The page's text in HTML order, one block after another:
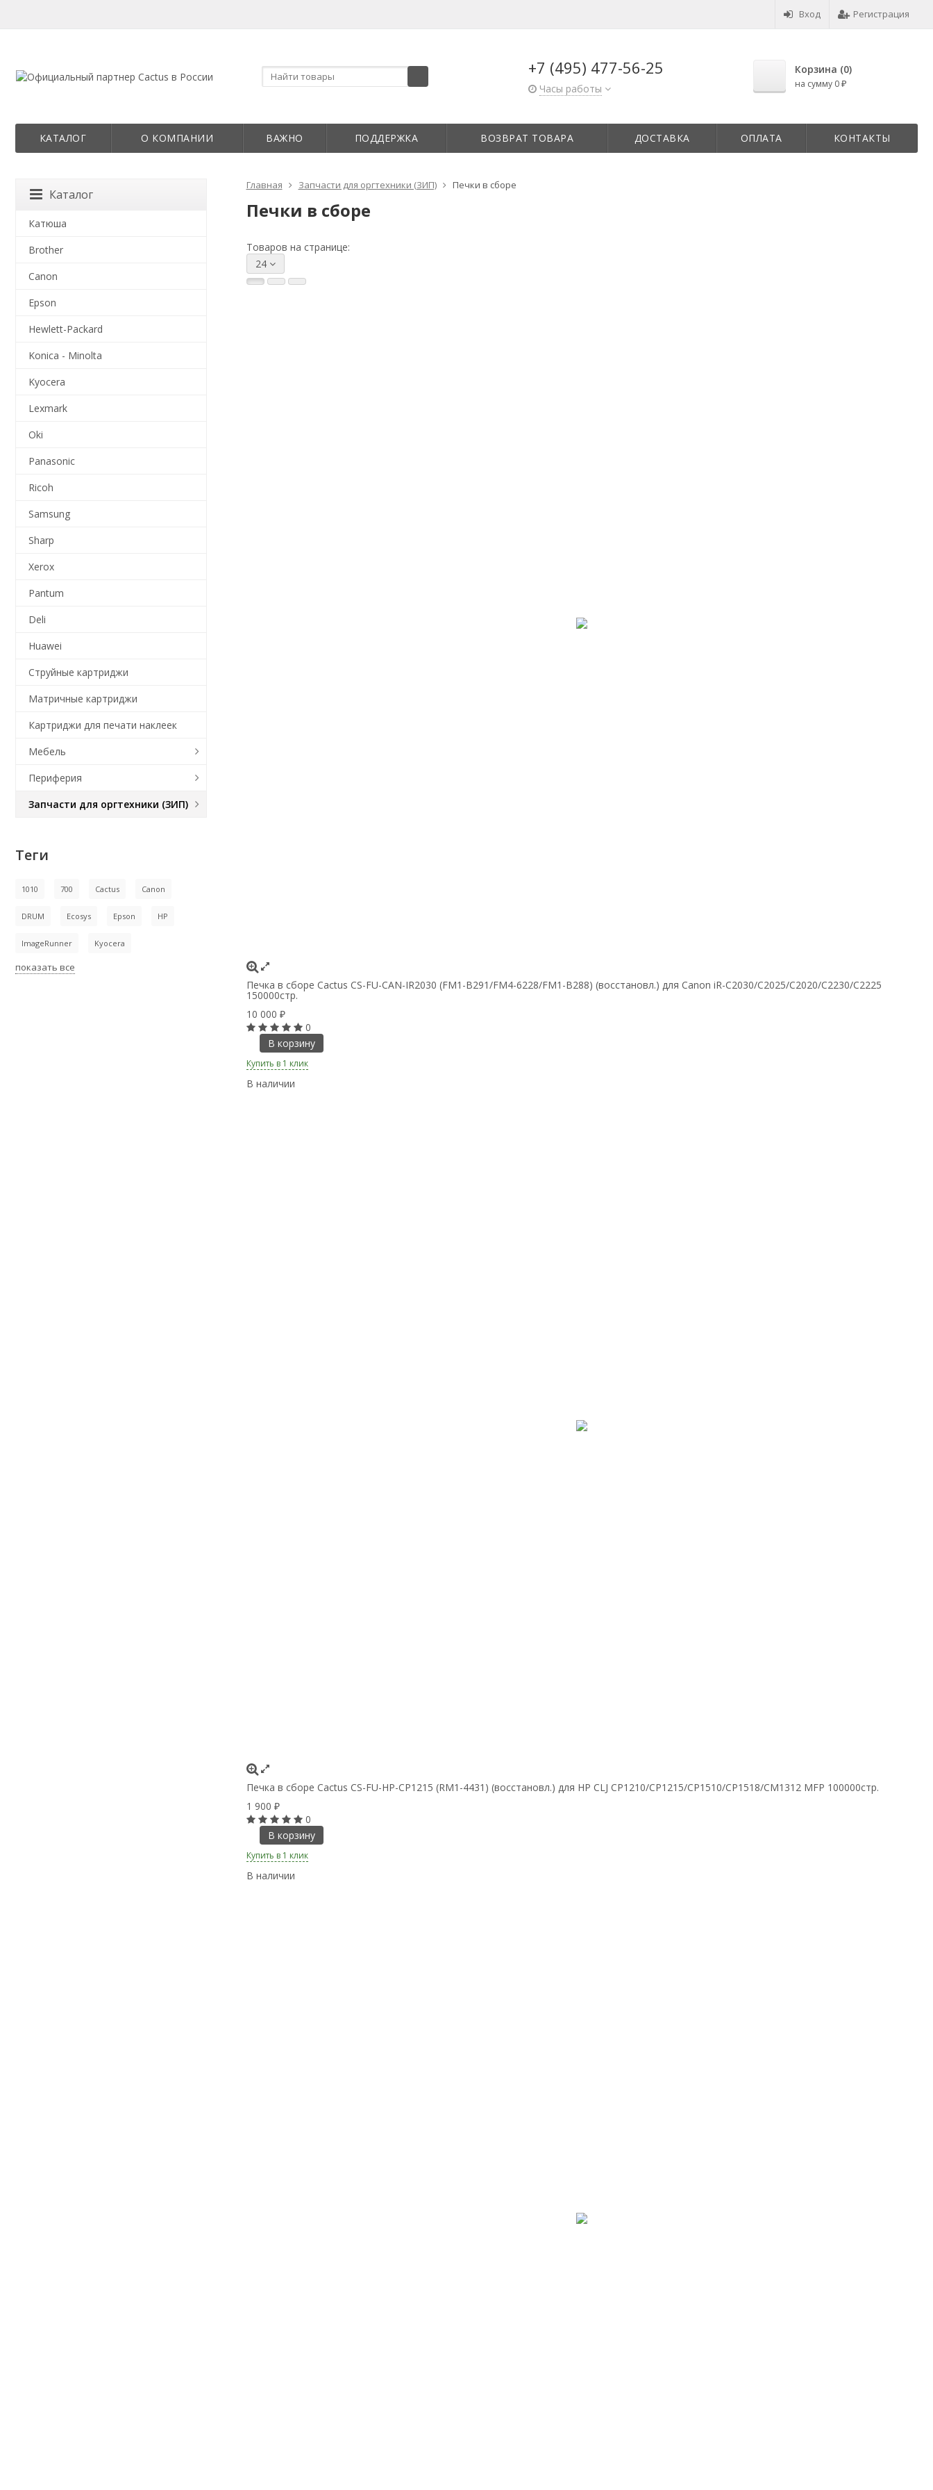
Вход Регистрация
+7 (495) 477-56-25
Часы работы
Корзина (0)
на сумму 0 ₽
КАТАЛОГ О КОМПАНИИ ВАЖНО ПОДДЕРЖКА ВОЗВРАТ ТОВАРА ДОСТАВКА ОПЛАТА КОНТАКТЫ
Главная Запчасти для оргтехники (ЗИП) Печки в сборе
Печки в сборе
Товаров на странице:
24
Печка в сборе Cactus CS-FU-CAN-IR2030 (FM1-B291/FM4-6228/FM1-B288) (восстановл.) для Canon iR-С2030/С2025/С2020/С2230/С2225
150000стр.
10 000 ₽
0
В корзину
Купить в 1 клик
В наличии
Печка в сборе Cactus CS-FU-HP-CP1215 (RM1-4431) (восстановл.) для HP CLJ CP1210/CP1215/CP1510/CP1518/CM1312 MFP 100000стр.
1 900 ₽
0
В корзину
Купить в 1 клик
В наличии
Каталог
Катюша
Brother
Canon
Epson
Hewlett-Packard
Konica - Minolta
Kyocera
Lexmark
Oki
Panasonic
Ricoh
Samsung
Sharp
Xerox
Pantum
Deli
Huawei
Струйные картриджи
Матричные картриджи
Картриджи для печати наклеек
Мебель
Периферия
Запчасти для оргтехники (ЗИП)
Теги
1010 700 Cactus Canon
DRUM Ecosys Epson HP
ImageRunner Kyocera
показать все